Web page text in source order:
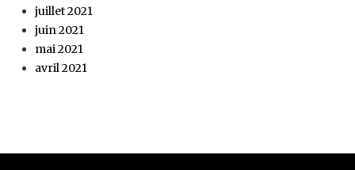
juillet 2021
juin 2021
mai 2021
avril 2021